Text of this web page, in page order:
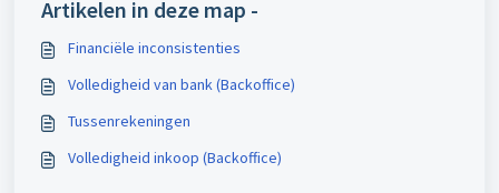
Artikelen in deze map -
Financiële inconsistenties
Volledigheid van bank (Backoffice)
Tussenrekeningen
Volledigheid inkoop (Backoffice)